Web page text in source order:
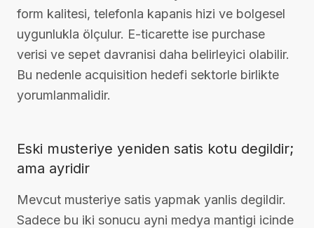
form kalitesi, telefonla kapanis hizi ve bolgesel
uygunlukla ölçulur. E-ticarette ise purchase
verisi ve sepet davranisi daha belirleyici olabilir.
Bu nedenle acquisition hedefi sektorle birlikte
yorumlanmalidir.
Eski musteriye yeniden satis kotu degildir;
ama ayridir
Mevcut musteriye satis yapmak yanlis degildir.
Sadece bu iki sonucu ayni medya mantigi icinde